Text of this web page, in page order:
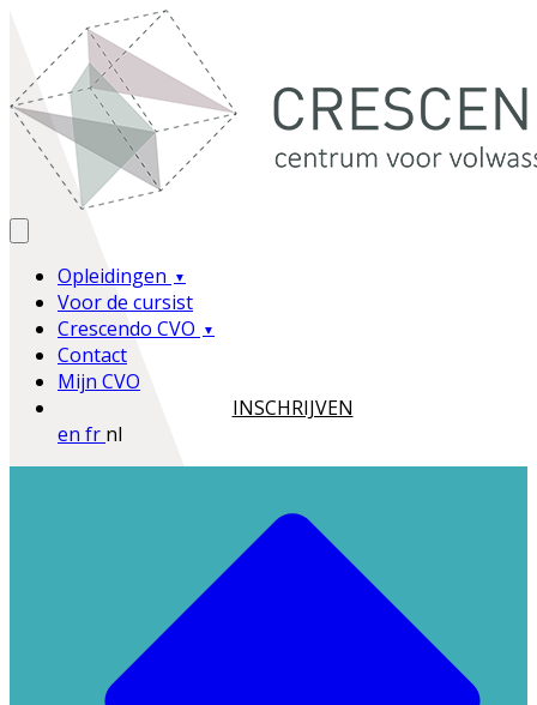
Opleidingen
Voor de cursist
Crescendo CVO
Contact
Mijn CVO
INSCHRIJVEN
en fr nl